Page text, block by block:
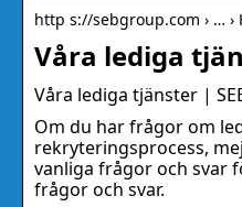
http s://sebgroup.com › …
Våra lediga
Våra lediga tjänster |
Om du har frågor om
rekryteringsprocess,
vanliga frågor och svar
frågor och svar.